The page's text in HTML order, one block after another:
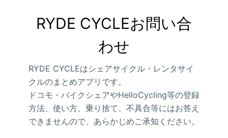
RYDE CYCLEお問い合
わせ
RYDE CYCLEはシェアサイクル・レンタサイ
クルのまとめアプリです。
ドコモ・バイクシェアやHelloCycling等の登録
方法、使い方、乗り捨て、不具合等にはお答え
できませんので、あらかじめご承知ください。